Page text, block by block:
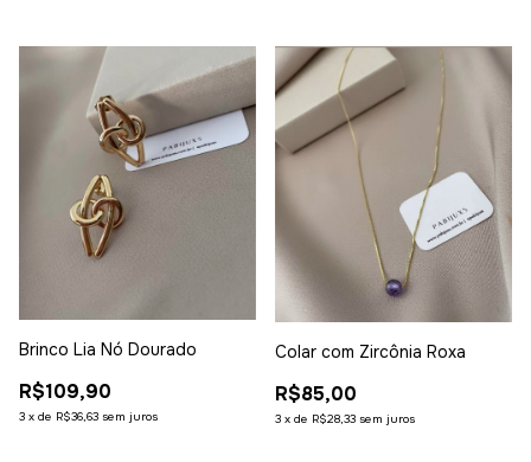
Brinco Lia Nó Dourado
R$109,90
3 x de R$36,63 sem juros
Colar com Zircônia Roxa
R$85,00
3 x de R$28,33 sem juros